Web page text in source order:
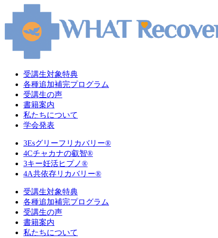
受講生対象特典
各種追加補完プログラム
受講生の声
書籍案内
私たちについて
学会発表
3Esグリーフリカバリー®
4Cチャカナの叡智®
3キー妊活ヒプノ®
4A共依存リカバリー®
受講生対象特典
各種追加補完プログラム
受講生の声
書籍案内
私たちについて